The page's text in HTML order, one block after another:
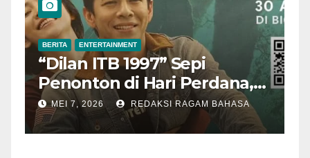
ITB 1997” Sepi
di Hari Perdana,
Nilai Cerita
Kuat
REDAKSI RAGAM BAHASA
Aktor
Meninggal
Tahun
MEI 3, 2026